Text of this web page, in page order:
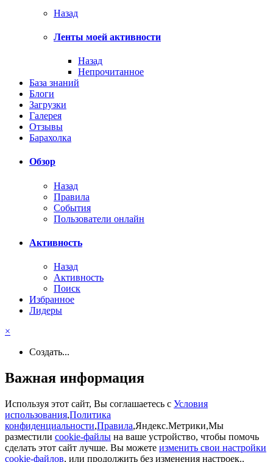
Назад
Ленты моей активности
Назад
Непрочитанное
База знаний
Блоги
Загрузки
Галерея
Отзывы
Барахолка
Обзор
Назад
Правила
События
Пользователи онлайн
Активность
Назад
Активность
Поиск
Избранное
Лидеры
×
Создать...
Важная информация
Используя этот сайт, Вы соглашаетесь с Условия
использования,Политика
конфиденциальности,Правила,Яндекс.Метрики,Мы
разместили cookie-файлы на ваше устройство, чтобы помочь
сделать этот сайт лучше. Вы можете изменить свои настройки
cookie-файлов, или продолжить без изменения настроек..